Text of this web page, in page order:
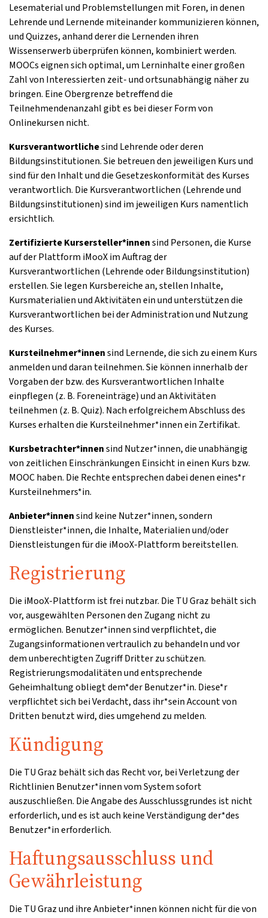
Lesematerial und Problemstellungen mit Foren, in denen
Lehrende und Lernende miteinander kommunizieren können,
und Quizzes, anhand derer die Lernenden ihren
Wissenserwerb überprüfen können, kombiniert werden.
MOOCs eignen sich optimal, um Lerninhalte einer großen
Zahl von Interessierten zeit- und ortsunabhängig näher zu
bringen. Eine Obergrenze betreffend die
Teilnehmendenanzahl gibt es bei dieser Form von
Onlinekursen nicht.
Kursverantwortlichesind Lehrende oder deren
Bildungsinstitutionen. Sie betreuen den jeweiligen Kurs und
sind für den Inhalt und die Gesetzeskonformität des Kurses
verantwortlich. Die Kursverantwortlichen (Lehrende und
Bildungsinstitutionen) sind im jeweiligen Kurs namentlich
ersichtlich.
Zertifizierte Kursersteller*innensind Personen, die Kurse
auf der Plattform iMooX im Auftrag der
Kursverantwortlichen (Lehrende oder Bildungsinstitution)
erstellen. Sie legen Kursbereiche an, stellen Inhalte,
Kursmaterialien und Aktivitäten ein und unterstützen die
Kursverantwortlichen bei der Administration und Nutzung
des Kurses.
Kursteilnehmer*innensind Lernende, die sich zu einem Kurs
anmelden und daran teilnehmen. Sie können innerhalb der
Vorgaben der bzw. des Kursverantwortlichen Inhalte
einpflegen (z. B. Foreneinträge) und an Aktivitäten
teilnehmen (z. B. Quiz). Nach erfolgreichem Abschluss des
Kurses erhalten die Kursteilnehmer*innen ein Zertifikat.
Kursbetrachter*innensind Nutzer*innen, die unabhängig
von zeitlichen Einschränkungen Einsicht in einen Kurs bzw.
MOOC haben. Die Rechte entsprechen dabei denen eines*r
Kursteilnehmers*in.
Anbieter*innensind keine Nutzer*innen, sondern
Dienstleister*innen, die Inhalte, Materialien und/oder
Dienstleistungen für die iMooX-Plattform bereitstellen.
Registrierung
Die iMooX-Plattform ist frei nutzbar. Die TU Graz behält sich
vor, ausgewählten Personen den Zugang nicht zu
ermöglichen. Benutzer*innen sind verpflichtet, die
Zugangsinformationen vertraulich zu behandeln und vor
dem unberechtigten Zugriff Dritter zu schützen.
Registrierungsmodalitäten und entsprechende
Geheimhaltung obliegt dem*der Benutzer*in. Diese*r
verpflichtet sich bei Verdacht, dass ihr*sein Account von
Dritten benutzt wird, dies umgehend zu melden.
Kündigung
Die TU Graz behält sich das Recht vor, bei Verletzung der
Richtlinien Benutzer*innen vom System sofort
auszuschließen. Die Angabe des Ausschlussgrundes ist nicht
erforderlich, und es ist auch keine Verständigung der*des
Benutzer*in erforderlich.
Haftungsausschluss und
Gewährleistung
Die TU Graz und ihre Anbieter*innen können nicht für die von